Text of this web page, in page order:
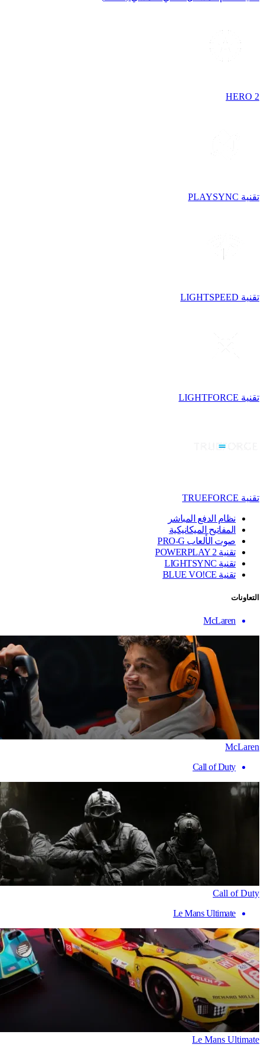
HERO 2
تقنية PLAYSYNC
تقنية LIGHTSPEED
تقنية LIGHTFORCE
تقنية TRUEFORCE
نظام الدفع المباشر
المفاتيح الميكانيكية
صوت الألعاب PRO-G
تقنية ‏POWERPLAY 2
تقنية LIGHTSYNC
تقنية BLUE VO!CE
التعاونات
McLaren
McLaren
Call of Duty
Call of Duty
Le Mans Ultimate
Le Mans Ultimate